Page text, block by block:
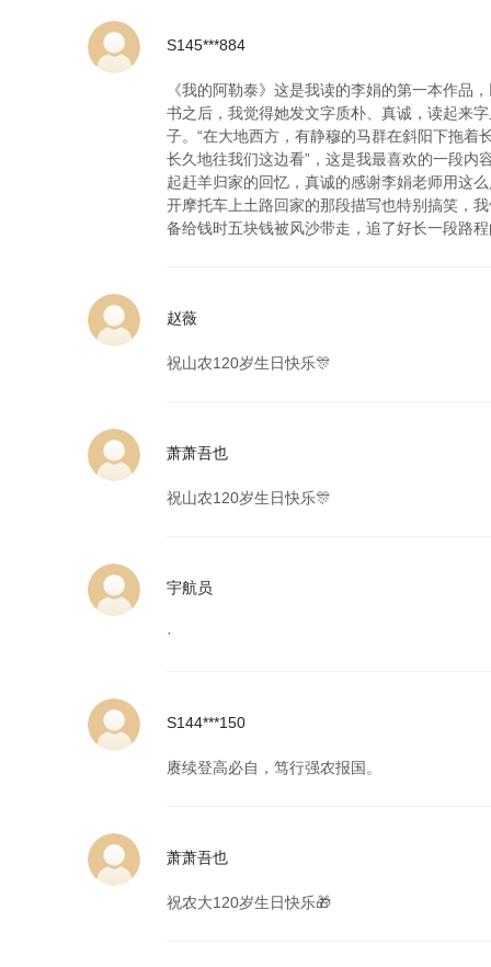
S145***884
《我的阿勒泰》这是我读的李娟的第一本作品
书之后，我觉得她发文字质朴、真诚，读起来
子。“在大地西方，有静穆的马群在斜阳下拖着
长久地往我们这边看”，这是我最喜欢的一段内
起赶羊归家的回忆，真诚的感谢李娟老师用这
开摩托车上土路回家的那段描写也特别搞笑，
备给钱时五块钱被风沙带走，追了好长一段路
赵薇
祝山农120岁生日快乐🎊
萧萧吾也
祝山农120岁生日快乐🎊
宇航员
·
S144***150
赓续登高必自，笃行强农报国。
萧萧吾也
祝农大120岁生日快乐🎁